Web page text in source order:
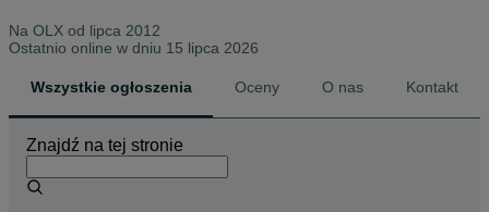
Na OLX od lipca 2012
Ostatnio online w dniu 15 lipca 2026
Wszystkie ogłoszenia Oceny O nas Kontakt
Znajdź na tej stronie